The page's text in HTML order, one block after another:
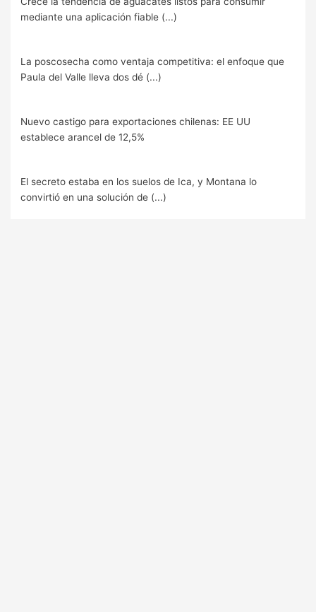
mediante una aplicación fiable (...)
La poscosecha como ventaja competitiva: el enfoque que
Paula del Valle lleva dos dé (...)
Nuevo castigo para exportaciones chilenas: EE UU
establece arancel de 12,5%
El secreto estaba en los suelos de Ica, y Montana lo
convirtió en una solución de (...)